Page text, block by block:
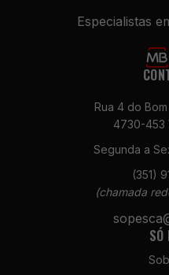
Especialistas
Rua 4 do
4730-453
Segunda a
(351)
(chamada
SÓ